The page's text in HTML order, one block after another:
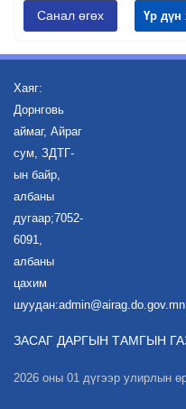
Санал өгөх Үр дүн
Хаяг:
Дорнговь
аймаг, Айраг
сум, ЗДТГ-
ын байр,
албаны
дугаар;7052-
6091,
албаны
цахим
шуудан:admin@airag.do.gov.mn
ЗАСАГ ДАРГЫН ТАМГЫН
2026 оны 01 дүгээр улирлын